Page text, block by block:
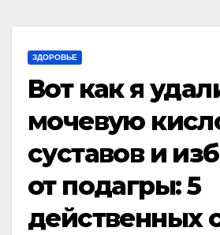
ЗДОРОВЬЕ
Вот как я
мочевую
суставов и
от подагры: 5
действенных